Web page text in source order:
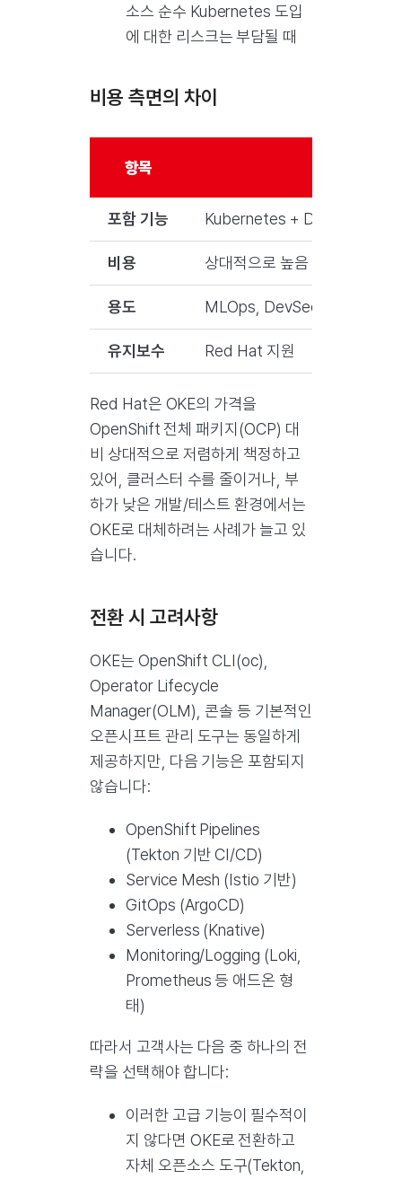
소스 순수 Kubernetes 도입
에 대한 리스크는 부담될 때
비용 측면의 차이
항목
포함 기능 Kubernetes + DevOps 기능
비용 상대적으로 높음
용도 MLOps, DevSecOps 통합,
유지보수 Red Hat 지원
Red Hat은 OKE의 가격을
OpenShift 전체 패키지(OCP) 대
비 상대적으로 저렴하게 책정하고
있어, 클러스터 수를 줄이거나, 부
하가 낮은 개발/테스트 환경에서는
OKE로 대체하려는 사례가 늘고 있
습니다.
전환 시 고려사항
OKE는 OpenShift CLI(oc),
Operator Lifecycle
Manager(OLM), 콘솔 등 기본적인
오픈시프트 관리 도구는 동일하게
제공하지만, 다음 기능은 포함되지
않습니다:
OpenShift Pipelines
(Tekton 기반 CI/CD)
Service Mesh (Istio 기반)
GitOps (ArgoCD)
Serverless (Knative)
Monitoring/Logging (Loki,
Prometheus 등 애드온 형
태)
따라서 고객사는 다음 중 하나의 전
략을 선택해야 합니다:
이러한 고급 기능이 필수적이
지 않다면 OKE로 전환하고
자체 오픈소스 도구(Tekton,